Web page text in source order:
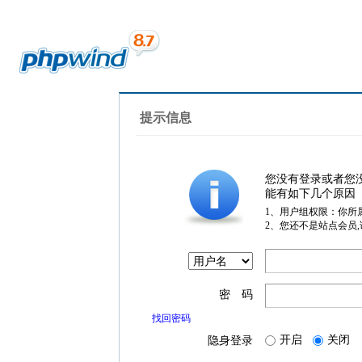
提示信息
您没有登录或者您
能有如下几个原因
1、用户组权限：你所
2、您还不是站点会员
密 码
找回密码
隐身登录 开启 关闭